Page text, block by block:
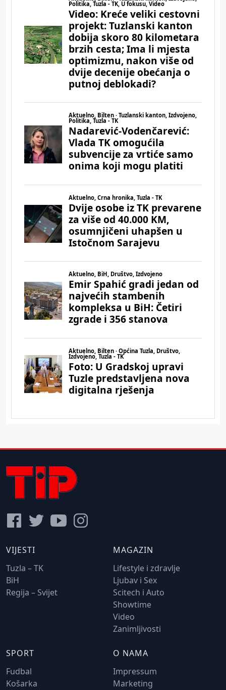
VIJESTI
Tuzla – TK
BiH
Regija – Svijet
MAGAZIN
Lifestyle i zdravlje
Ljubav i Sex
Scitech i Auto
Showtime
Video
Zanimljivosti
SPORT
Fudbal
Košarka
O NAMA
Impressum
Marketing